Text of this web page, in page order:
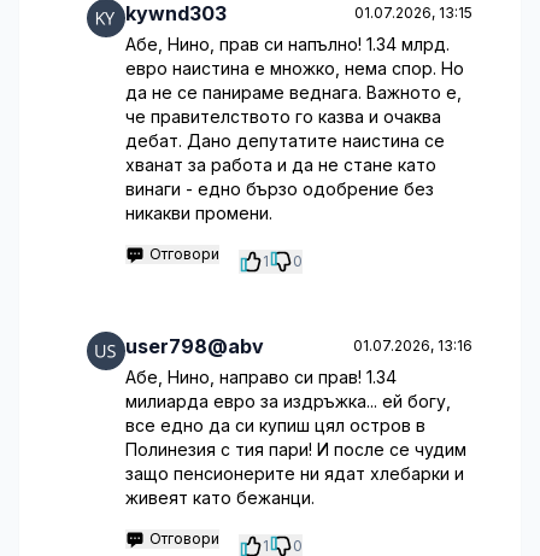
kywnd303 01.07.2026, 13:15
Абе, Нино, прав си напълно! 1.34 млрд.
евро наистина е множко, нема спор. Но
да не се панираме веднага. Важното е,
че правителството го казва и очаква
дебат. Дано депутатите наистина се
хванат за работа и да не стане като
винаги - едно бързо одобрение без
никакви промени.
Отговори 1 0
user798@abv 01.07.2026, 13:16
Абе, Нино, направо си прав! 1.34
милиарда евро за издръжка... ей богу,
все едно да си купиш цял остров в
Полинезия с тия пари! И после се чудим
защо пенсионерите ни ядат хлебарки и
живеят като бежанци.
Отговори 1 0